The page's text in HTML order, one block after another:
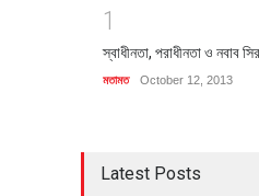
1
স্বাধীনতা, পরাধীনতা ও নবাব
মতামত October 12, 2013
Latest Posts